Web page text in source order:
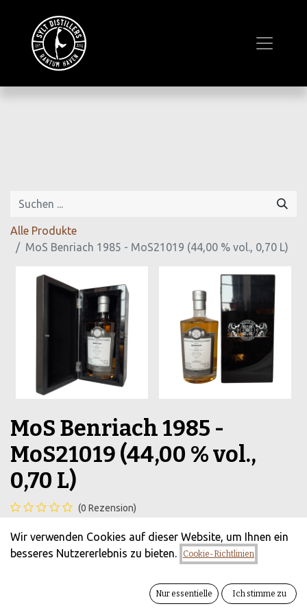
Alle Produkte
MoS Benriach 1985 - MoS21019 (44,00 % vol., 0,70 L)
MoS Benriach 1985 -
MoS21019 (44,00 % vol.,
0,70 L)
(0 Rezension)
Malts of Scotland - Benriach Destillery - 36 y - streng
limitiert mit 167 Flaschen
Wir verwenden Cookies auf dieser Website, um Ihnen ein
besseres Nutzererlebnis zu bieten.
Cookie-Richtlinien
Nur essentielle Ich stimme zu